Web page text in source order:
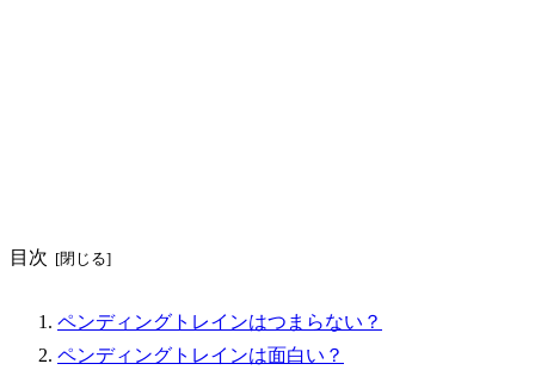
目次
ペンディングトレインはつまらない？
ペンディングトレインは面白い？